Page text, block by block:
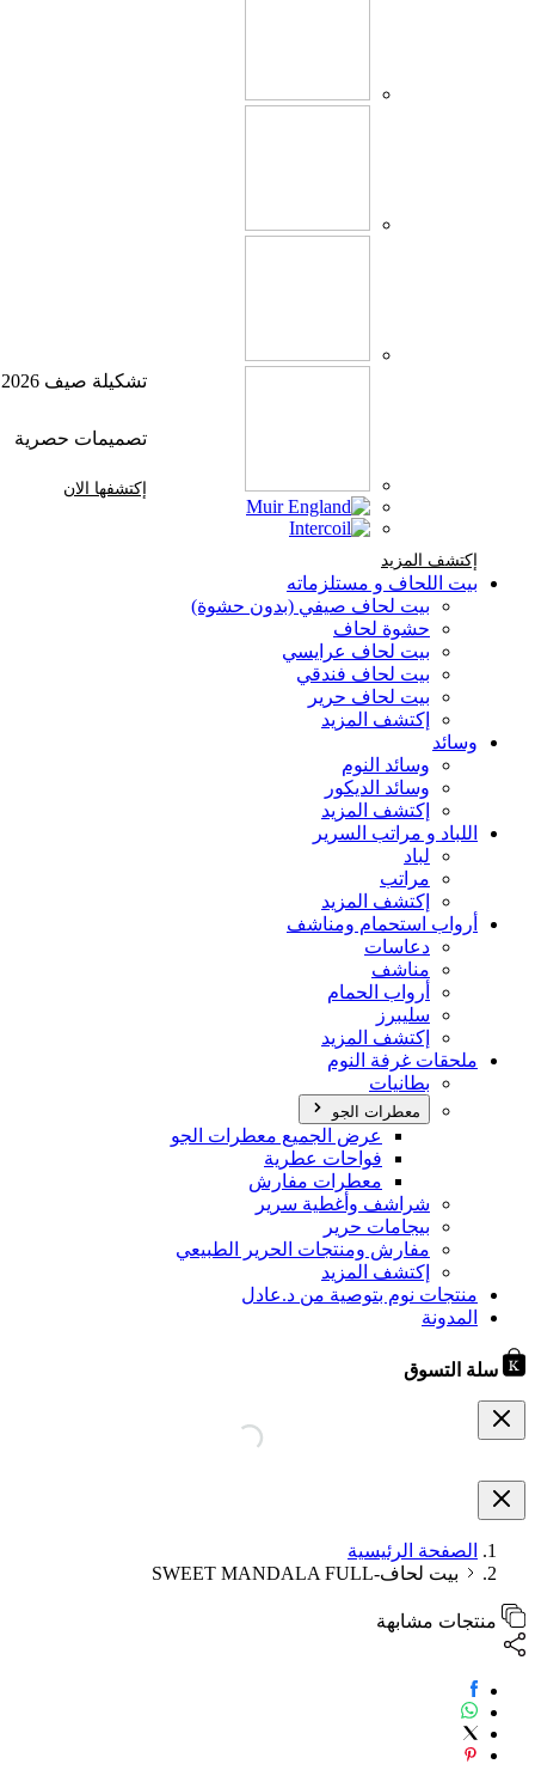
إكتشف المزيد
تشكيلة صيف 2026
تصميمات حصرية
إكتشفها الان
بيت اللحاف و مستلزماته
بيت لحاف صيفي (بدون حشوة)
حشوة لحاف
بيت لحاف عرايسي
بيت لحاف فندقي
بيت لحاف حرير
إكتشف المزيد
وسائد
وسائد النوم
وسائد الديكور
إكتشف المزيد
اللباد و مراتب السرير
لباد
مراتب
إكتشف المزيد
أرواب استحمام ومناشف
دعاسات
مناشف
أرواب الحمام
سليبرز
إكتشف المزيد
ملحقات غرفة النوم
بطانيات
معطرات الجو
عرض الجميع معطرات الجو
فواحات عطرية
معطرات مفارش
شراشف وأغطية سرير
بيجامات حرير
مفارش ومنتجات الحرير الطبيعي
إكتشف المزيد
منتجات نوم بتوصية من د.عادل
المدونة
سلة التسوق
الصفحة الرئيسية
بيت لحاف-SWEET MANDALA FULL
منتجات مشابهة